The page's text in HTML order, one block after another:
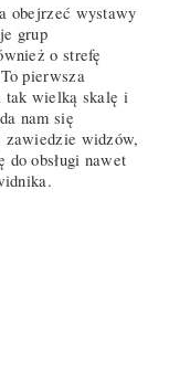
obejrzeć wystawy
grup
o strefę
pierwsza
tak wielką skalę i
nam się
zawiedzie widzów,
obsługi nawet